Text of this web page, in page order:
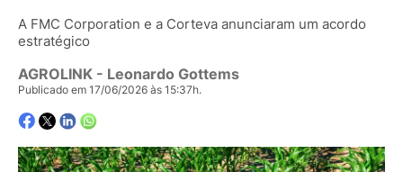
A FMC Corporation e a Corteva anunciaram um acordo
estratégico
AGROLINK - Leonardo Gottems
Publicado em 17/06/2026 às 15:37h.